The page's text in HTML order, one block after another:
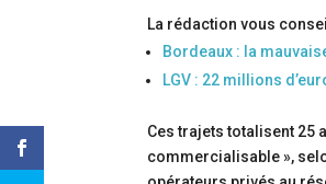
La rédaction vous
Bordeaux : la
LGV : 22 millions
Ces trajets totalisent 25
commercialisable »,